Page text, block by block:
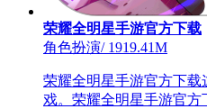
荣耀全明星手游官方下载
角色扮演/1919.41M
荣耀全明星手游官方下
戏。荣耀全明星手游官